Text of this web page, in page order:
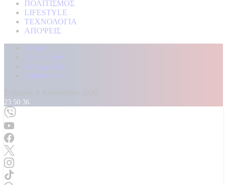
ΠΟΛΙΤΙΣΜΟΣ
LIFESTYLE
ΤΕΧΝΟΛΟΓΙΑ
ΑΠΟΨΕΙΣ
Αρχική
Kontra Live
Καταγγελίες
Επικοινωνία
23:50:38